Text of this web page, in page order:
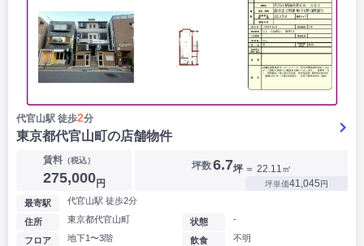
代官山駅 徒歩2分
東京都代官山町の店舗物件
賃料（税込）
275,000円
坪数6.7坪 ＝ 22.11㎡
坪単価41,045円
最寄駅 代官山駅 徒歩2分
住所 東京都代官山町
フロア 地下1〜3階
状態 -
飲食 不明